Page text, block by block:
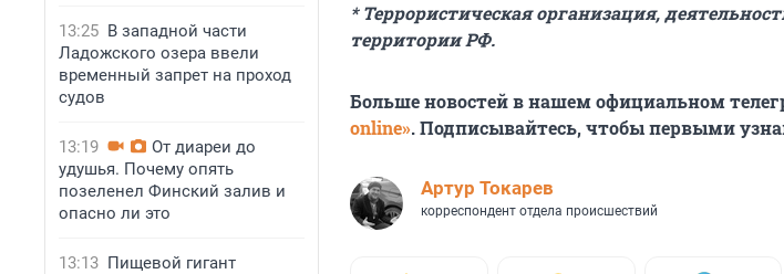
13:25 В западной части
Ладожского озера ввели
временный запрет на проход
судов
13:19
От диареи до
удушья. Почему опять
позеленел Финский залив и
опасно ли это
13:13 Пищевой гигант
* Террористическая организация,
территории РФ.
Больше новостей в нашем официальном
online». Подписывайтесь, чтобы первыми
Артур Токарев
корреспондент отдела происшествий